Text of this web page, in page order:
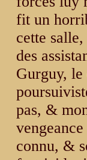
fit un
cette
des
Gurguy,
pas, &
connu, &